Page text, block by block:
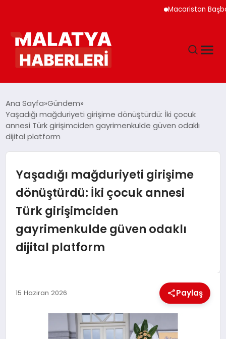
Macaristan
GÜNDEM
EĞITIM
EKONOMI
MAGAZIN
Ana Sayfa Gündem
Yaşadığı mağduriyeti girişime dönüştürdü: İki çocuk
annesi Türk girişimciden gayrimenkulde güven odaklı
dijital platform
Yaşadığı mağduriyeti girişime
dönüştürdü: İki çocuk annesi
Türk girişimciden
gayrimenkulde güven odaklı
dijital platform
15 Haziran 2026 Paylaş